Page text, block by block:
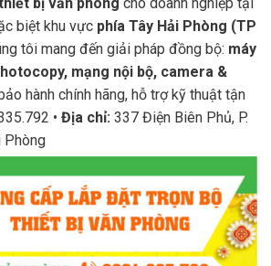
biệt khu vực phía Tây Hải Phòng (TP
tôi mang đến giải pháp đồng bộ: máy
mạng nội bộ, camera &
hành chính hãng, hỗ trợ kỹ thuật tận
• Địa chỉ: 337 Điện Biên Phủ, P.
Phòng